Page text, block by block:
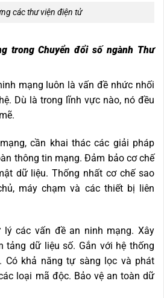
các thư viện điện tử
trong Chuyển đổi số ngành Thư
mạng luôn là vấn đề nhức nhối
Dù là trong lĩnh vực nào, nó đều
cần khai thác các giải pháp
thông tin mạng. Đảm bảo cơ chế
dữ liệu. Thống nhất cơ chế sao
máy chạm và các thiết bị liên
các vấn đề an ninh mạng. Xây
tảng dữ liệu số. Gắn với hệ thống
Có khả năng tự sàng lọc và phát
loại mã độc. Bảo vệ an toàn dữ